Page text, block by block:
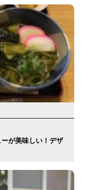
ーが美味しい！デザ